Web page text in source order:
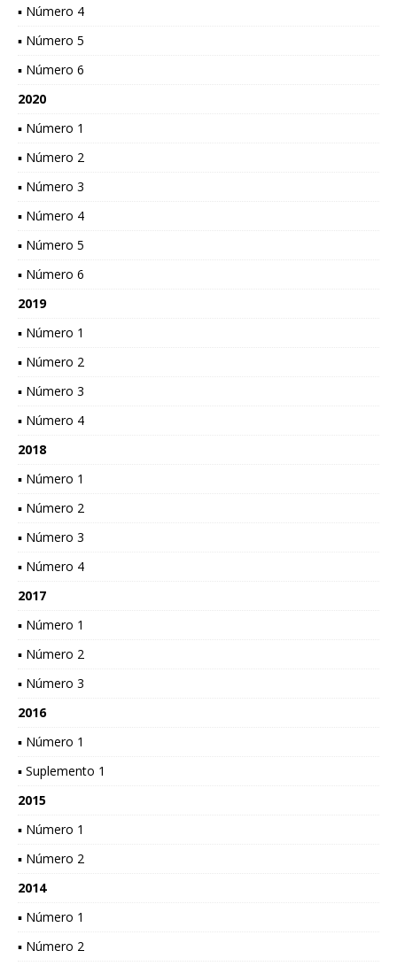
▪ Número 4
▪ Número 5
▪ Número 6
2020
▪ Número 1
▪ Número 2
▪ Número 3
▪ Número 4
▪ Número 5
▪ Número 6
2019
▪ Número 1
▪ Número 2
▪ Número 3
▪ Número 4
2018
▪ Número 1
▪ Número 2
▪ Número 3
▪ Número 4
2017
▪ Número 1
▪ Número 2
▪ Número 3
2016
▪ Número 1
▪ Suplemento 1
2015
▪ Número 1
▪ Número 2
2014
▪ Número 1
▪ Número 2